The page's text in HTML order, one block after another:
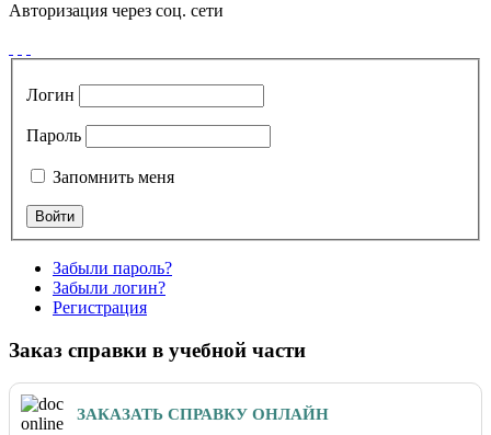
Авторизация через соц. сети
Логин
Пароль
Запомнить меня
Забыли пароль?
Забыли логин?
Регистрация
Заказ справки в учебной части
ЗАКАЗАТЬ СПРАВКУ ОНЛАЙН